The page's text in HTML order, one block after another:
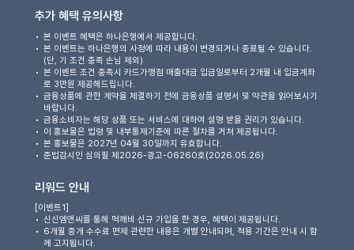
추가 혜택 유의사항
본 이벤트 혜택은 하나은행에서 제공합니다.
본 이벤트는 하나은행의 사정에 따라 내용이 변경되거나 종료될 수 있습니다.
(단, 기 조건 충족 손님 제외)
본 이벤트 조건 충족시 카드가맹점 매출대금 입금일로부터 2개월 내 입금계좌
로 3만원 제공해드립니다.
금융상품에 관한 계약을 체결하기 전에 금융상품 설명서 및 약관을 읽어보시기
바랍니다.
금융소비자는 해당 상품 또는 서비스에 대하여 설명 받을 권리가 있습니다.
이 홍보물은 법령 및 내부통제기준에 따른 절차를 거쳐 제공됩니다.
본 홍보물은 2027년 04월 30일까지 유효합니다.
준법감시인 심의필 제2026-광고-06260호(2026.05.26)
리워드 안내
[이벤트1]
신신엠앤씨를 통해 먹깨비 신규 가입을 한 경우, 혜택이 제공됩니다.
6개월 중개 수수료 면제 관련한 내용은 개별 안내되며, 적용 기간은 안내 시 함
께 고지됩니다.